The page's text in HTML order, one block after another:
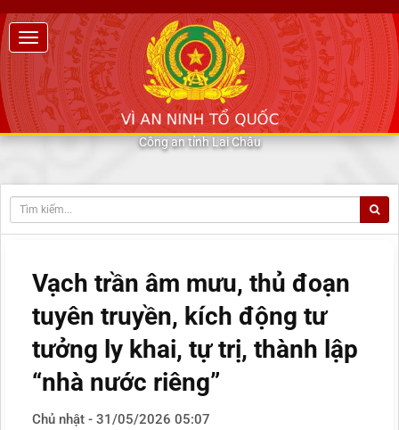
Công an tỉnh Lai Châu
Vạch trần âm mưu, thủ đoạn
tuyên truyền, kích động tư
tưởng ly khai, tự trị, thành lập
“nhà nước riêng”
Chủ nhật - 31/05/2026 05:07